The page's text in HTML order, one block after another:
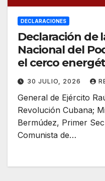
DECLARACIONES
Declaración de
Nacional del
el cerco
colectivo al
30 JULIO, 2026
General de Ejército
Revolución Cubana;
Bermúdez, Primer
Comunista de…